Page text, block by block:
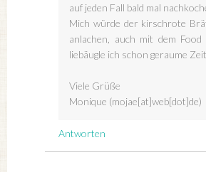
auf jeden Fall bald mal
Mich würde der kirschrote
anlachen, auch mit dem
liebäugle ich schon geraume
Viele Grüße
Monique (mojae[at]web[dot]de)
Antworten